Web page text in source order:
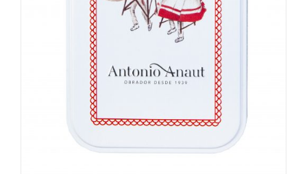
Lata Polvorones Los gigantes